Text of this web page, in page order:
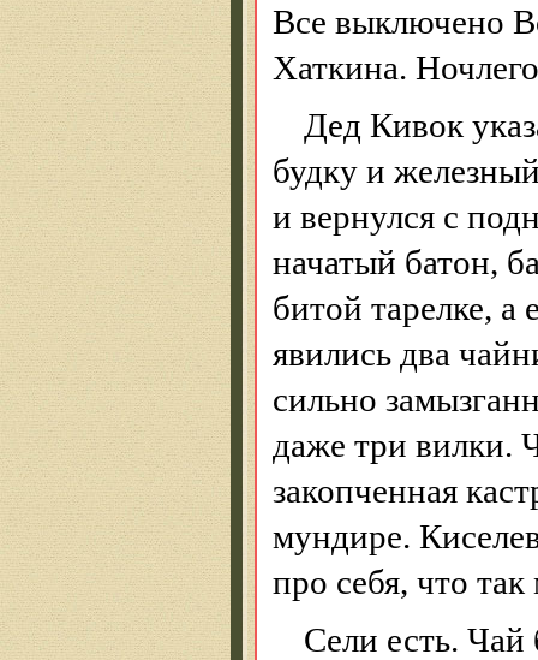
Все выключено
Хаткина.
Дед Кивок
будку и
и вернулся с
начатый батон,
битой тарелке,
явились два
сильно
даже три вилки.
закопченная
мундире.
про себя, что так
Сели есть.